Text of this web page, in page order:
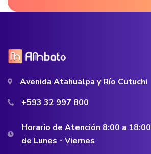
Avenida Atahualpa y Río Cutuchi
+593 32 997 800
Horario de Atención 8:00 a 18:00
de Lunes - Viernes